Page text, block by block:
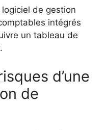
de gestion
intégrés
un tableau de
d’une
de